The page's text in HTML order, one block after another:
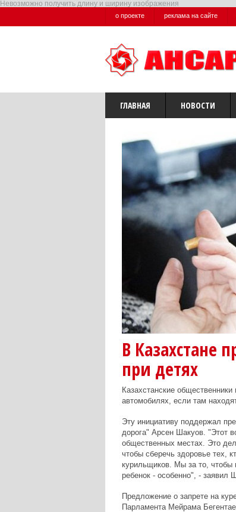
Невозможно получить длину и ширину изображения
о проекте реклама на сайте
ГЛАВНАЯ НОВОСТИ
В Казахстане
при детях
Казахстанские
автомобилях, если там
Эту инициативу поддержал
дорога" Арсен Шакуов. "Этот
общественных местах. Это
чтобы сберечь здоровье тех,
курильщиков. Мы за то, чтобы
ребенок - особенно", - заявил
Предложение о запрете на
Парламента Мейрама